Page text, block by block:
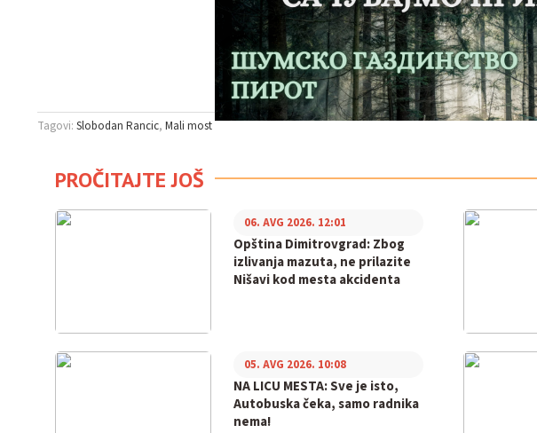
Tagovi: Slobodan Rancic Mali most
PROČITAJTE JOŠ
Opština Dimitrovgrad: Zbog
izlivanja mazuta, ne prilazite
Nišavi kod mesta akcidenta
06. AVG 2026. 12:01
NA LICU MESTA: Sve je isto,
Autobuska čeka, samo radnika
nema!
05. AVG 2026. 10:08